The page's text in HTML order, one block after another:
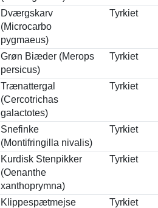
Dværgskarv
(Microcarbo
pygmaeus)
Tyrkiet
Grøn Biæder (Merops
persicus)
Tyrkiet
Trænattergal
(Cercotrichas
galactotes)
Tyrkiet
Snefinke
(Montifringilla nivalis)
Tyrkiet
Kurdisk Stenpikker
(Oenanthe
xanthoprymna)
Tyrkiet
Klippespætmejse
Tyrkiet